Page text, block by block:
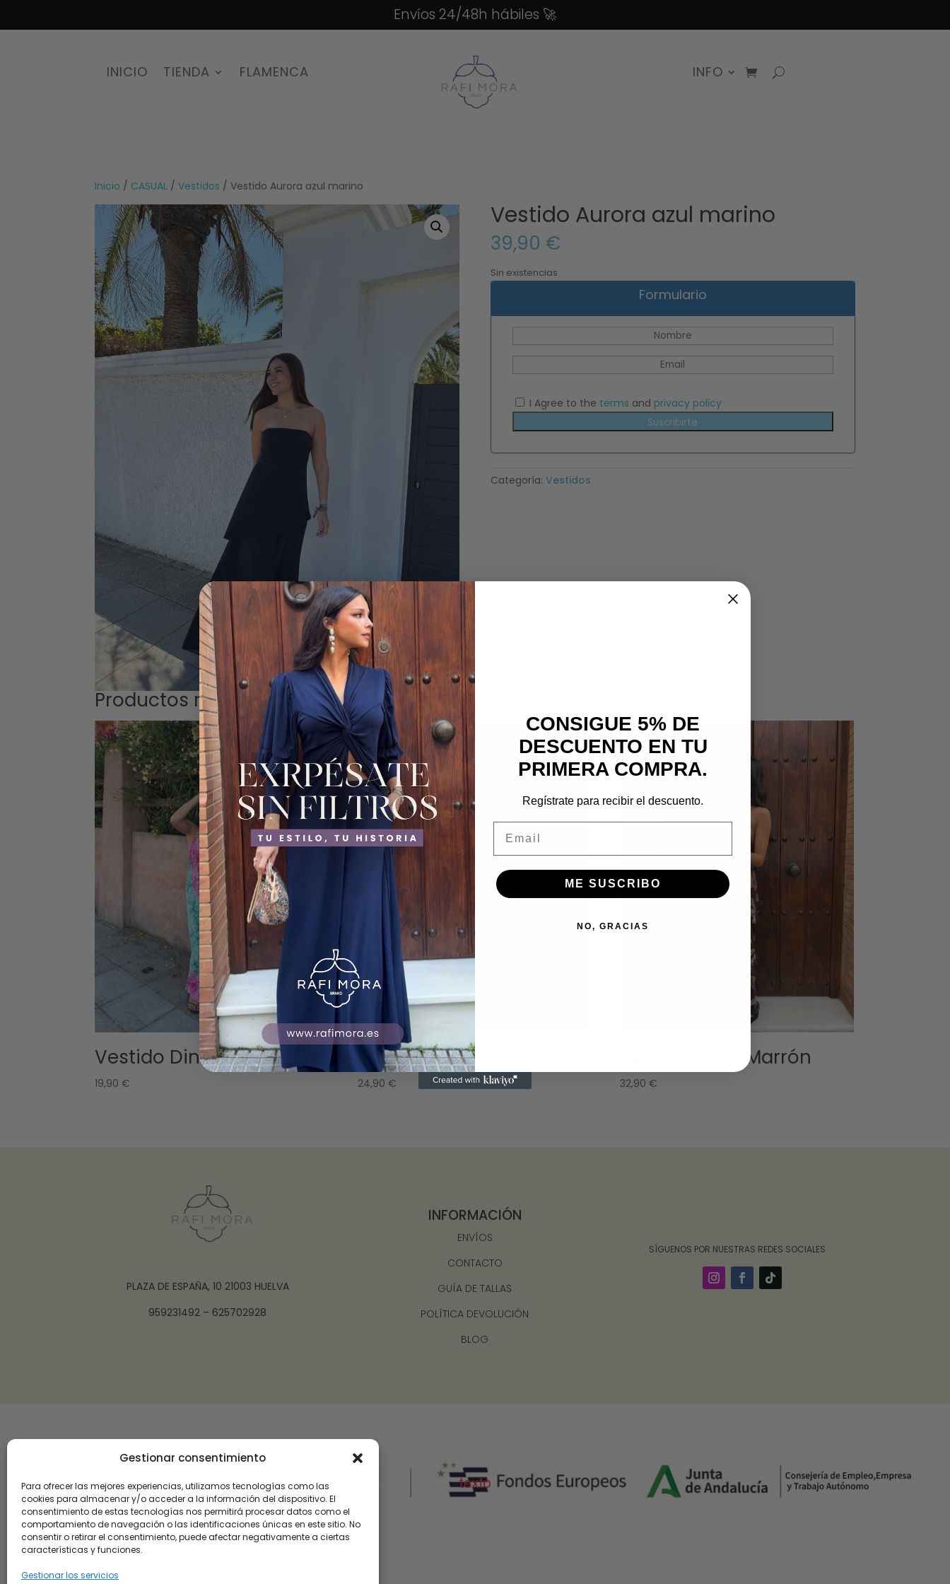
Gestionar consentimiento
Para ofrecer las mejores experiencias, utilizamos tecnologías como las
cookies para almacenar y/o acceder a la información del dispositivo. El
consentimiento de estas tecnologías nos permitirá procesar datos como el
comportamiento de navegación o las identificaciones únicas en este sitio. No
consentir o retirar el consentimiento, puede afectar negativamente a ciertas
características y funciones.
Gestionar los servicios
Envíos 24/48h hábiles 🚀
INICIO TIENDA FLAMENCA INFO
Inicio / CASUAL /Vestidos / Vestido Aurora azul marino
Vestido Aurora azul marino
39,90 €
Sin existencias
Formulario
I Agree to the terms and privacy policy
Suscribirte
Categoría: Vestidos
Productos relacionados
Vestido Dina turquesa
19,90 €
Vestido Paola
24,90 €
Vestido Tana Marrón
32,90 €
PLAZA DE ESPAÑA, 10 21003 HUELVA
959231492 – 625702928
INFORMACIÓN
ENVÍOS
CONTACTO
GUÍA DE TALLAS
POLÍTICA DEVOLUCIÓN
BLOG
‎ ‎ ‎ ‎ ‎ ‎‎ ‎ SÍGUENOS POR NUESTRAS REDES SOCIALES
CONSIGUE 5% DE
DESCUENTO EN TU
PRIMERA COMPRA.
Regístrate para recibir el descuento.
ME SUSCRIBO
NO, GRACIAS